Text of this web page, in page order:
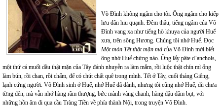
Võ Đình không ngâm cho tôi. Ông ngâm cho kiếp
lưu dân hiu quạnh. Đêm thâu, tiếng ngâm của Võ
Đình vang xa như tiếng hò khuya của người Huế
xưa, trên sông Hương. Chúng tôi nhớ Huế. Đọc
Một món Tết thật mặn mà của Võ Đình mới biết
ông nhớ Huế chừng nào. Ông lấy pâte d’anchois,
một thứ cá muối dầu thật mặn của Tây đánh nhuyễn ra làm mắm, rồi luộc thật chín mì ống
làm bún, rồi chan, rồi chấm, để có chút chất quê trong mình. Tết ở Tây, cuối tháng Giêng,
lạnh cứng người. Võ Đình sinh ở Huế, nhớ Huế đã đành, nhưng tôi cũng nhớ Huế, dù chưa
từng đến, mà vẫn nhớ hàng rầm thượng, bức mành vàng chanh, hàng dậu dâm bụt, với
những hồn âm đi qua cầu Tràng Tiền về phía thành Nội, trong truyện Võ Đình.